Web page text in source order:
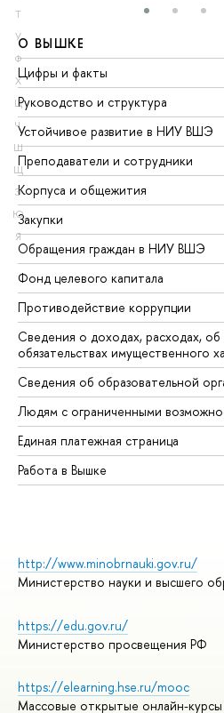
Т
У
Ф
Х
Ц
Ч
Ш
Щ
Э
Ю
Я
О ВЫШКЕ
Цифры и факты
Руководство и структура
Устойчивое развитие в НИУ ВШЭ
Преподаватели и сотрудники
Корпуса и общежития
Закупки
Обращения граждан в НИУ ВШЭ
Фонд целевого капитала
Противодействие коррупции
Сведения о доходах, расходах,
обязательствах имущественного
Сведения об образовательной
Людям с ограниченными
Единая платежная страница
Работа в Вышке
http://www.minobrnauki.gov.ru/
Министерство науки и высшего
https://edu.gov.ru/
Министерство просвещения РФ
https://elearning.hse.ru/mooc
Массовые открытые онлайн-курсы